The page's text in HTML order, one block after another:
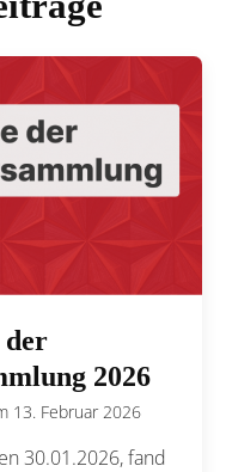
der
2026
13. Februar 2026
30.01.2026, fand